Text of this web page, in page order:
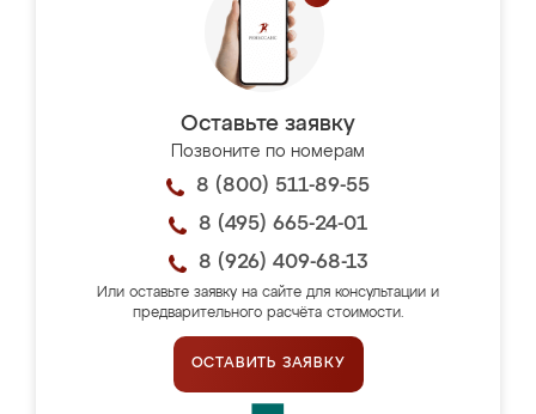
Оставьте заявку
Позвоните по номерам
8 (800) 511-89-55
8 (495) 665-24-01
8 (926) 409-68-13
Или оставьте заявку на сайте для консультации и
предварительного расчёта стоимости.
ОСТАВИТЬ ЗАЯВКУ